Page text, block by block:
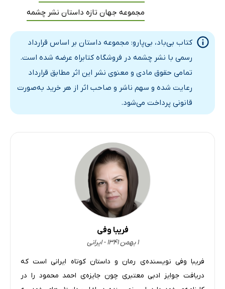
مجموعه جهان تازه داستان نشر چشمه
کتاب بی‌باد، بی‌پارو: مجموعه داستان بر اساس قرارداد
رسمی با نشر چشمه در فروشگاه کتابراه عرضه شده است.
تمامی حقوق مادی و معنوی نشر این اثر مطابق قرارداد
رعایت شده و سهم ناشر و صاحب اثر از هر خرید به‌صورت
قانونی پرداخت می‌شود.
فریبا وفی
۱ بهمن ۱۳۴۱ - ایرانی
فریبا وفی نویسنده‌ی رمان و داستان کوتاه ایرانی است که
دریافت جوایز ادبی معتبری چون جایزه‌ی احمد محمود را در